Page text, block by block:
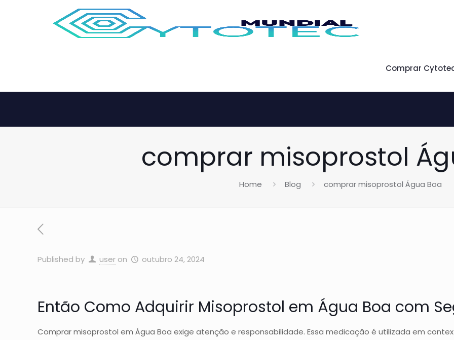
Comprar
comprar misoprostol
Home Blog comprar misoprostol Água Boa
Published by user on outubro 24, 2024
Então Como Adquirir Misoprostol em Água Boa com
Comprar misoprostol em Água Boa exige atenção e responsabilidade. Essa medicação é utilizada em